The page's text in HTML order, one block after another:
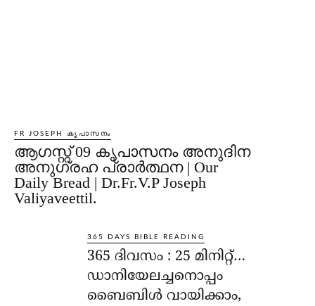
FR JOSEPH കൃപാസനം
ആഗസ്റ്റ് 09 കൃപാസനം അനുദിന
അനുഗ്രഹ പ്രാർത്ഥന | Our
Daily Bread | Dr.Fr.V.P Joseph
Valiyaveettil.
365 DAYS BIBLE READING
365 ദിവസം : 25 മിനിറ്റ്…
ഡാനിയേലച്ചനൊപ്പം
ബൈബിൾ വായിക്കാം,